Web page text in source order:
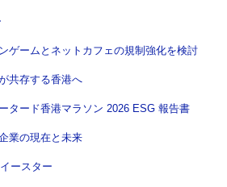
ゲームとネットカフェの規制強化を検討
共存する香港へ
タード香港マラソン 2026 ESG 報告書
業の現在と未来
ースター